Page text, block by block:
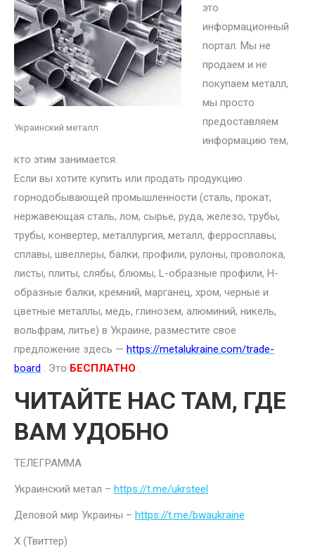
Украинский металл
это
информационный
портал. Мы не
продаем и не
покупаем металл,
мы просто
предоставляем
информацию тем,
кто этим занимается.
Если вы хотите купить или продать продукцию
горнодобывающей промышленности (сталь, прокат,
нержавеющая сталь, лом, сырье, руда, железо, трубы,
трубы, конвертер, металлургия, металл, ферросплавы,
сплавы, швеллеры, балки, профили, рулоны, проволока,
листы, плиты, слябы, блюмы, L-образные профили, H-
образные балки, кремний, марганец, хром, черные и
цветные металлы, медь, глинозем, алюминий, никель,
вольфрам, литье) в Украине, разместите свое
предложение здесь — https://metalukraine.com/trade-
board . Это БЕСПЛАТНО .
ЧИТАЙТЕ НАС ТАМ, ГДЕ
ВАМ УДОБНО
ТЕЛЕГРАММА
Украинский метал – https://t.me/ukrsteel
Деловой мир Украины – https://t.me/bwaukraine
Х (Твиттер)